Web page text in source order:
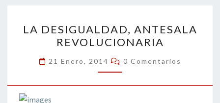
o
k
n
ar
tir
DESIGUALDAD,
ANTESALA
REVOLUCIONARIA
LA DESIGUALDAD, ANTESALA
REVOLUCIONARIA
21 Enero, 2014 Comentarios
0 Comentarios